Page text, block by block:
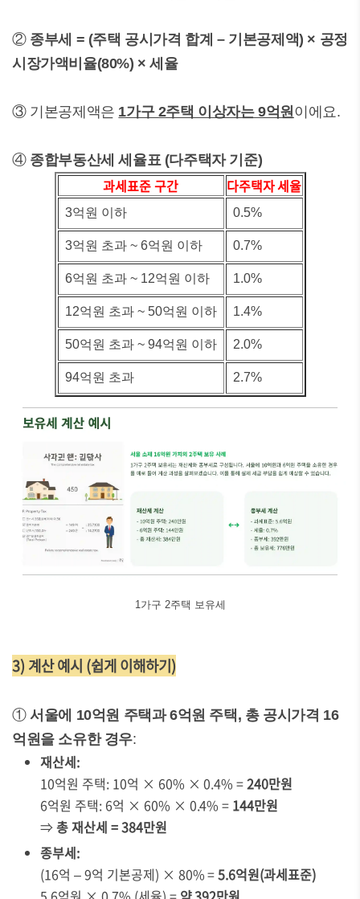
② 종부세 = (주택 공시가격 합계 – 기본공제액) × 공정
시장가액비율(80%) × 세율
③ 기본공제액은 1가구 2주택 이상자는 9억원이에요.
④ 종합부동산세 세율표 (다주택자 기준)
과세표준 구간 다주택자 세율
3억원 이하 0.5%
3억원 초과 ~ 6억원 이하 0.7%
6억원 초과 ~ 12억원 이하 1.0%
12억원 초과 ~ 50억원 이하 1.4%
50억원 초과 ~ 94억원 이하 2.0%
94억원 초과 2.7%
1가구 2주택 보유세
3) 계산 예시 (쉽게 이해하기)
①서울에 10억원 주택과 6억원 주택, 총 공시가격 16
억원을 소유한 경우:
재산세:
10억원 주택: 10억 × 60% × 0.4% =240만원
6억원 주택: 6억 × 60% × 0.4% = 144만원
⇒총 재산세 = 384만원
종부세:
(16억 – 9억 기본공제) × 80% =5.6억원(과세표준)